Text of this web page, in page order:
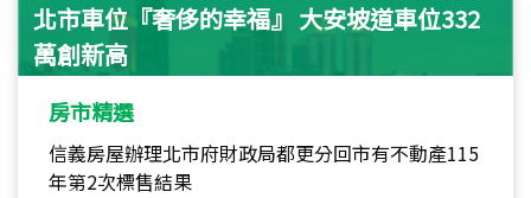
北市車位『奢侈的幸福』 大安坡道車位332
萬創新高
房市精選
信義房屋辦理北市府財政局都更分回市有不動產115
年第2次標售結果